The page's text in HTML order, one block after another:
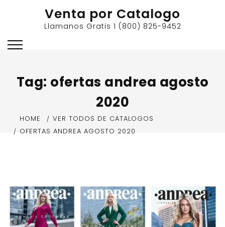
Venta por Catalogo
Llamanos Gratis 1 (800) 825-9452
Tag: ofertas andrea agosto
2020
HOME
VER TODOS DE CATALOGOS
OFERTAS ANDREA AGOSTO 2020